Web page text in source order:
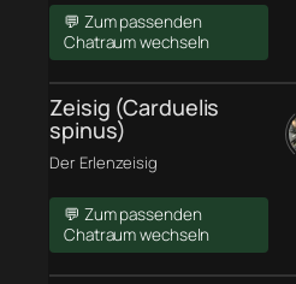
💬 Zum passenden
Chatraum wechseln
Zeisig (Carduelis
spinus)
Der Erlenzeisig
💬 Zum passenden
Chatraum wechseln